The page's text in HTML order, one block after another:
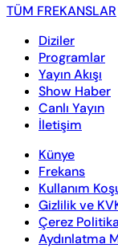
TÜM FREKANSLAR
Diziler
Programlar
Yayın Akışı
Show Haber
Canlı Yayın
İletişim
Künye
Frekans
Kullanım
Gizlilik ve
Çerez
Aydınlatma